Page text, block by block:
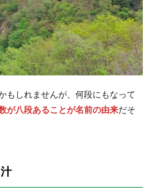
もしれませんが、何段にもなって
が八段あることが名前の由来だそ